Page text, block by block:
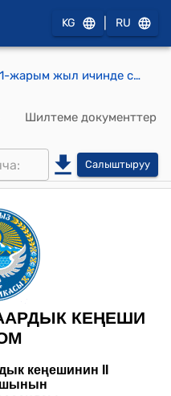
KG RU
«2025-жылдын 1-жарым жыл ичинде салык жыйымдарынын аткарылышы жана жергиликтүү бюджетти толуктоодо шаардык салык башкармалыгынын жүргүзгөн иштери боюнча шаардык салык башкармалыгынын маалыматы» токтому
Шилтеме документтер
Салыштыруу